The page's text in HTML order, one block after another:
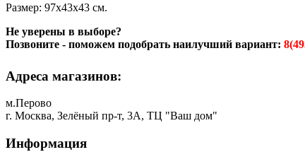
Размер: 97х43х43 см.
Не уверены в выборе?
Позвоните - поможем подобрать наилучший вариант:
Адреса магазинов:
м.Перово
г. Москва, Зелёный пр-т, 3А, ТЦ "Ваш дом"
Информация